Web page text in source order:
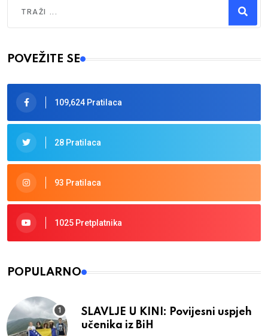
Type 2 or more characters for results.
POVEŽITE SE
109,624 Pratilaca
28 Pratilaca
93 Pratilaca
1025 Pretplatnika
POPULARNO
SLAVLJE U KINI: Povijesni uspjeh
učenika iz BiH